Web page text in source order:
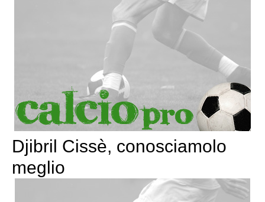
Djibril Cissè, conosciamolo
meglio